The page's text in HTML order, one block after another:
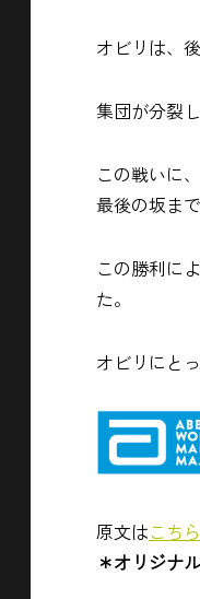
オビリは、
集団が分裂
この戦いに
最後の坂ま
この勝利に
た。
オビリにと
原文はこちら
＊オリジナ